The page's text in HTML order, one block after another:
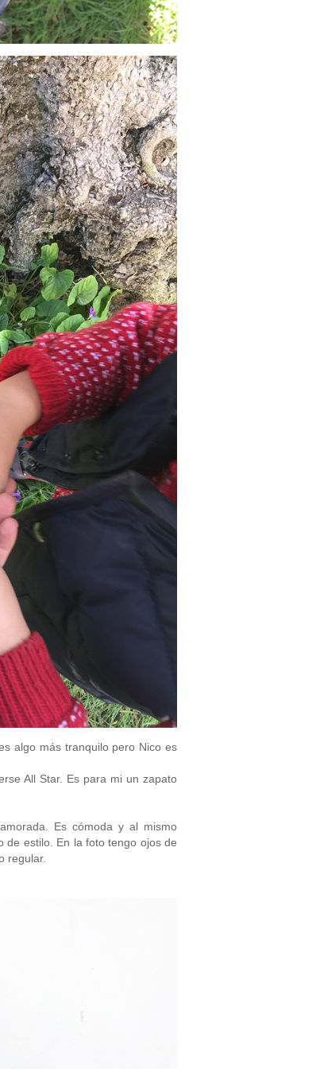
algo más tranquilo pero Nico es
All Star. Es para mi un zapato
Es cómoda y al mismo
de estilo. En la foto tengo ojos de
regular.